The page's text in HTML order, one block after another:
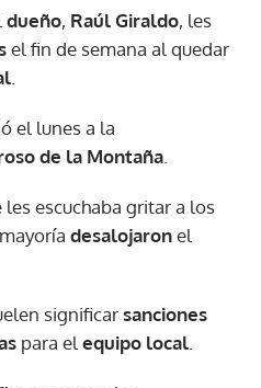
dueño, Raúl Giraldo, les
el fin de semana al quedar
el lunes a la
de la Montaña
les escuchaba gritar a los
desalojaronel
significarsanciones
para el equipo local